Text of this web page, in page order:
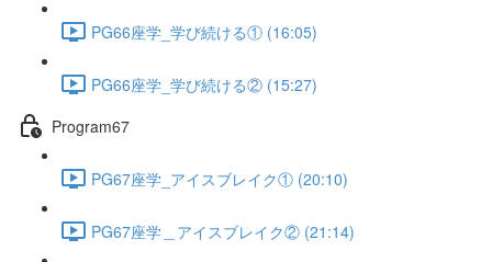
PG66座学_学び続ける① (16:05)
PG66座学_学び続ける② (15:27)
Program67
PG67座学_アイスブレイク① (20:10)
PG67座学＿アイスブレイク② (21:14)